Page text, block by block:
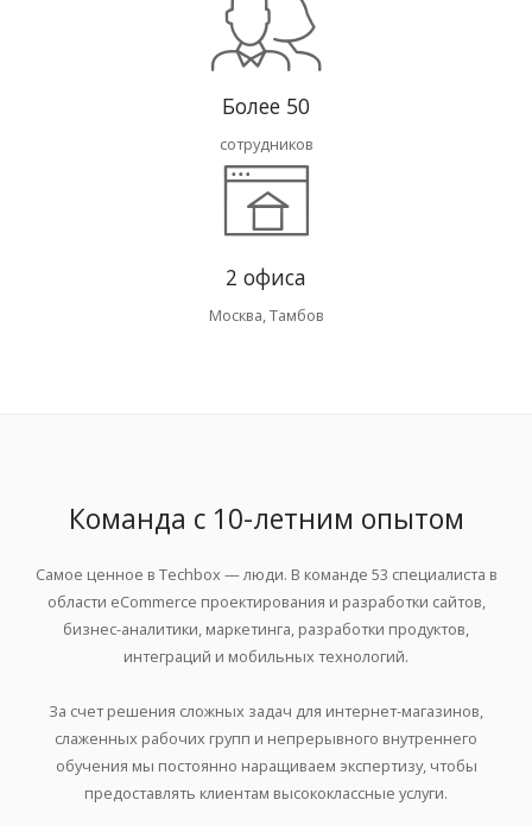
Более 50
сотрудников
2 офиса
Москва, Тамбов
Команда с 10-летним опытом
Самое ценное в Techbox — люди. В команде 53 специалиста в
области eCommerce проектирования и разработки сайтов,
бизнес-аналитики, маркетинга, разработки продуктов,
интеграций и мобильных технологий.
За счет решения сложных задач для интернет-магазинов,
слаженных рабочих групп и непрерывного внутреннего
обучения мы постоянно наращиваем экспертизу, чтобы
предоставлять клиентам высококлассные услуги.